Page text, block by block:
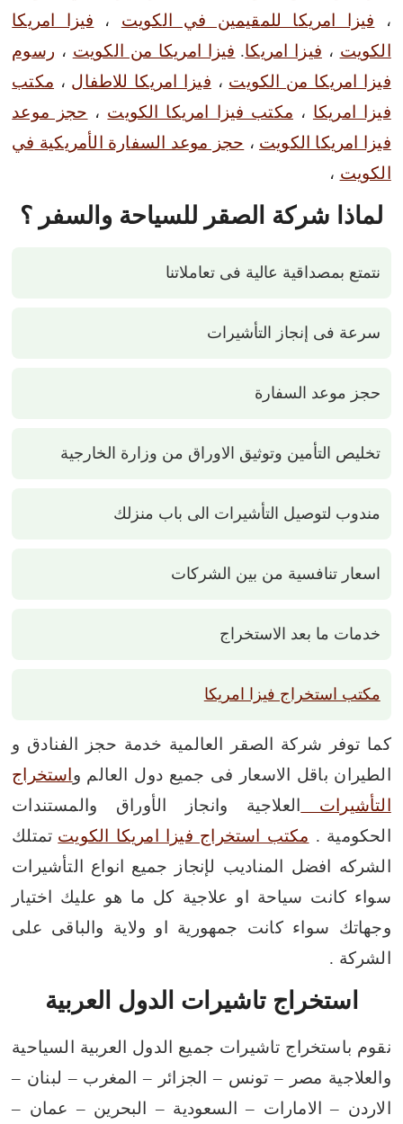
، فيزا امريكا للمقيمين في الكويت ، فيزا امريكا
الكويت ، فيزا امريكا. فيزا امريكا من الكويت ، رسوم
فيزا امريكا من الكويت ، فيزا امريكا للاطفال ، مكتب
فيزا امريكا ، مكتب فيزا امريكا الكويت ، حجز موعد
فيزا امريكا الكويت ، حجز موعد السفارة الأمريكية في
الكويت ،
لماذا شركة الصقر للسياحة والسفر ؟
نتمتع بمصداقية عالية فى تعاملاتنا
سرعة فى إنجاز التأشيرات
حجز موعد السفارة
تخليص التأمين وتوثيق الاوراق من وزارة الخارجية
مندوب لتوصيل التأشيرات الى باب منزلك
اسعار تنافسية من بين الشركات
خدمات ما بعد الاستخراج
مكتب استخراج فيزا امريكا
كما توفر شركة الصقر العالمية خدمة حجز الفنادق و
الطيران باقل الاسعار فى جميع دول العالم و استخراج
التأشيرات
العلاجية وانجاز الأوراق والمستندات
الحكومية . مكتب استخراج فيزا امريكا الكويت تمتلك
الشركه افضل المناديب لإنجاز جميع انواع التأشيرات
سواء كانت سياحة او علاجية كل ما هو عليك اختيار
وجهاتك سواء كانت جمهورية او ولاية والباقى على
الشركة .
استخراج تاشيرات الدول العربية
نقوم باستخراج تاشيرات جميع الدول العربية السياحية
والعلاجية مصر – تونس – الجزائر – المغرب – لبنان –
الاردن – الامارات – السعودية – البحرين – عمان –